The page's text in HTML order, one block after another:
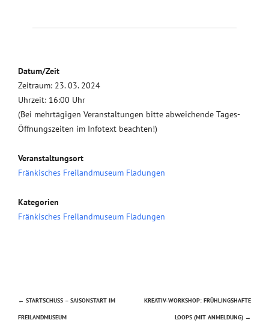
Datum/Zeit
Zeitraum: 23. 03. 2024
Uhrzeit: 16:00 Uhr
(Bei mehrtägigen Veranstaltungen bitte abweichende Tages-
Öffnungszeiten im Infotext beachten!)
Veranstaltungsort
Fränkisches Freilandmuseum Fladungen
Kategorien
Fränkisches Freilandmuseum Fladungen
Beitragsnavigation
← STARTSCHUSS – SAISONSTART IM
FREILANDMUSEUM
KREATIV-WORKSHOP: FRÜHLINGSHAFTE
LOOPS (MIT ANMELDUNG) →